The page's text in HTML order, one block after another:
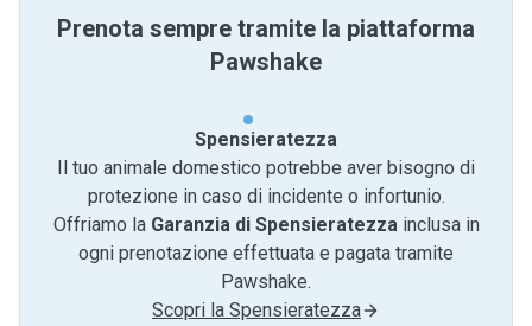
Prenota sempre tramite la piattaforma
Pawshake
Spensieratezza
Il tuo animale domestico potrebbe aver bisogno di
protezione in caso di incidente o infortunio.
Offriamo la Garanzia di Spensieratezzainclusa in
ogni prenotazione effettuata e pagata tramite
Pawshake.
Scopri la Spensieratezza